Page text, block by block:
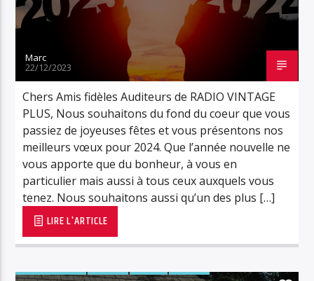
Marc
22/12/2023
Chers Amis fidèles Auditeurs de RADIO VINTAGE
PLUS, Nous souhaitons du fond du coeur que vous
passiez de joyeuses fêtes et vous présentons nos
meilleurs vœux pour 2024. Que l’année nouvelle ne
vous apporte que du bonheur, à vous en
particulier mais aussi à tous ceux auxquels vous
tenez. Nous souhaitons aussi qu’un des plus […]
LIRE L'ARTICLE